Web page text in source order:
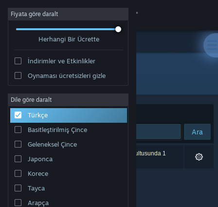
Giriş yap
Hakkında
Destek
Dili değiştir
Steam mobil uygulamasını yükle
Masaüstü internet sitesini görüntüle
Fiyata göre daralt
Herhangi Bir Ücrette
İndirimler ve Etkinlikler
Oynaması ücretsizleri gizle
Dile göre daralt
Türkçe
Basitleştirilmiş Çince
Geleneksel Çince
Japonca
Korece
Tayca
Arapça
Geliştirici: Team Zimno
Sırala Uygunluk
Ara
0 sonuç aramanızla eşleşiyor. Tercihleriniz doğrultusunda 1
ürün dâhil edilmedi.